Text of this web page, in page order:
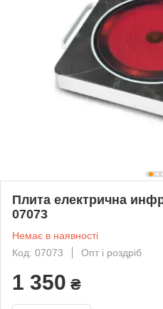
Плита електрична
07073
Немає в наявності
Код: 07073
Опт і роздріб
1 350 ₴